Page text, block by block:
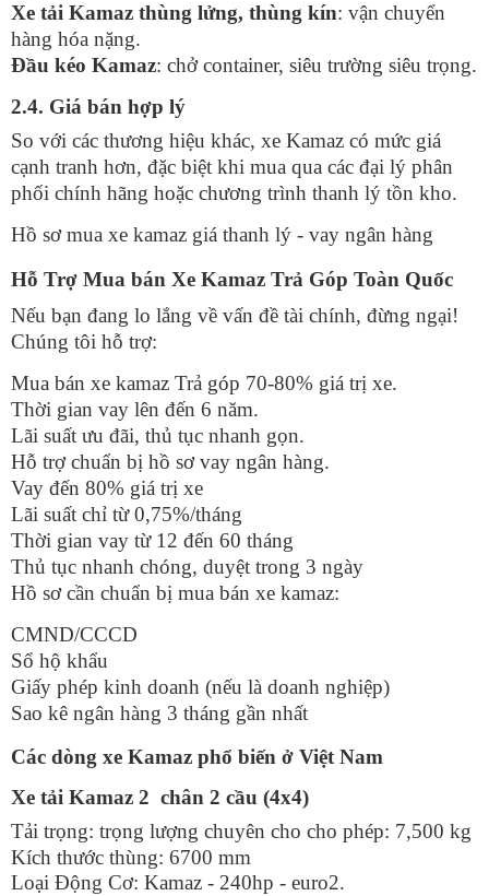
Xe tải Kamaz thùng lửng, thùng kín: vận chuyển
hàng hóa nặng.
Đầu kéo Kamaz: chở container, siêu trường siêu trọng.
2.4. Giá bán hợp lý
So với các thương hiệu khác, xe Kamaz có mức giá
cạnh tranh hơn, đặc biệt khi mua qua các đại lý phân
phối chính hãng hoặc chương trình thanh lý tồn kho.
Hồ sơ mua xe kamaz giá thanh lý - vay ngân hàng
Hỗ Trợ Mua bán Xe Kamaz Trả Góp Toàn Quốc
Nếu bạn đang lo lắng về vấn đề tài chính, đừng ngại!
Chúng tôi hỗ trợ:
Mua bán xe kamaz Trả góp 70-80% giá trị xe.
Thời gian vay lên đến 6 năm.
Lãi suất ưu đãi, thủ tục nhanh gọn.
Hỗ trợ chuẩn bị hồ sơ vay ngân hàng.
Vay đến 80% giá trị xe
Lãi suất chỉ từ 0,75%/tháng
Thời gian vay từ 12 đến 60 tháng
Thủ tục nhanh chóng, duyệt trong 3 ngày
Hồ sơ cần chuẩn bị mua bán xe kamaz:
CMND/CCCD
Sổ hộ khẩu
Giấy phép kinh doanh (nếu là doanh nghiệp)
Sao kê ngân hàng 3 tháng gần nhất
Các dòng xe Kamaz phổ biến ở Việt Nam
Xe tải Kamaz 2 chân 2 cầu (4x4)
Tải trọng: trọng lượng chuyên cho cho phép: 7,500 kg
Kích thước thùng: 6700 mm
Loại Động Cơ: Kamaz - 240hp - euro2.